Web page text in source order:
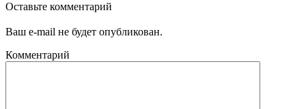
Оставьте комментарий
Ваш e-mail не будет опубликован.
Комментарий